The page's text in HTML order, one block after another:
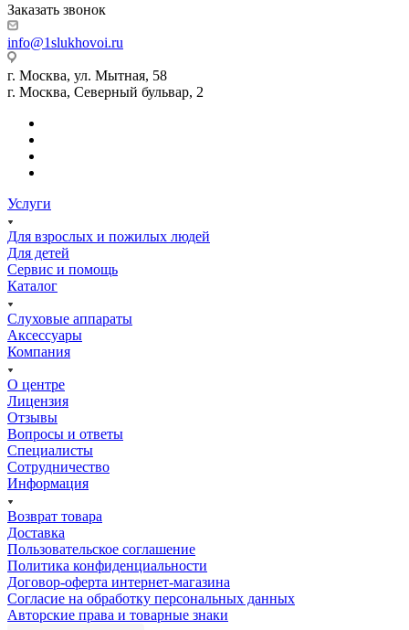
Заказать звонок
info@1slukhovoi.ru
г. Москва, ул. Мытная, 58
г. Москва, Северный бульвар, 2
Услуги
Для взрослых и пожилых людей
Для детей
Сервис и помощь
Каталог
Слуховые аппараты
Аксессуары
Компания
О центре
Лицензия
Отзывы
Вопросы и ответы
Специалисты
Сотрудничество
Информация
Возврат товара
Доставка
Пользовательское соглашение
Политика конфиденциальности
Договор-оферта интернет-магазина
Согласие на обработку персональных данных
Авторские права и товарные знаки